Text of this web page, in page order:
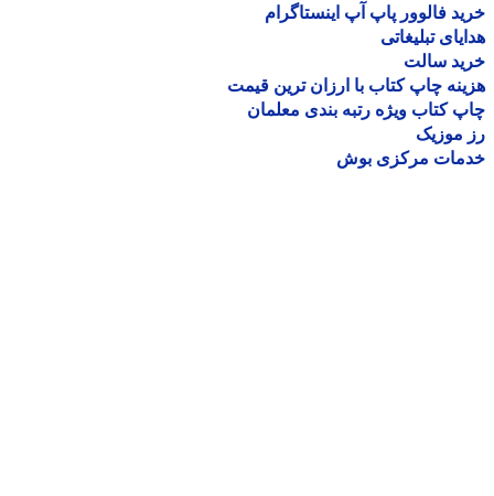
فالوور پاپ آپ اینستاگرام
تبلیغاتی
سالت
چاپ کتاب با ارزان ترین قیمت
کتاب ویژه رتبه بندی معلمان
موزیک
مرکزی بوش